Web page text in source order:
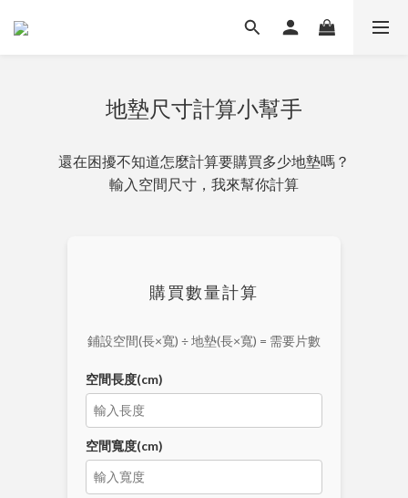
地墊尺寸計算小幫手
還在困擾不知道怎麼計算要購買多少地墊嗎？
輸入空間尺寸，我來幫你計算
購買數量計算
鋪設空間(長×寬) ÷ 地墊(長×寬) = 需要片數
空間長度(cm)
空間寬度(cm)